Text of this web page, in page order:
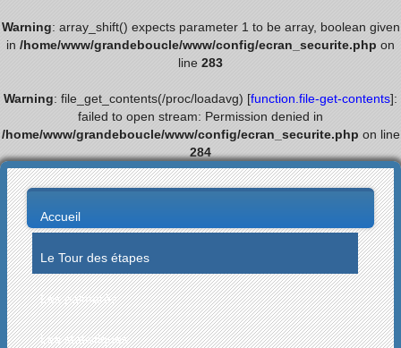
Warning: array_shift() expects parameter 1 to be array, boolean given
in /home/www/grandeboucle/www/config/ecran_securite.php on
line 283
Warning: file_get_contents(/proc/loadavg) [function.file-get-contents]:
failed to open stream: Permission denied in
/home/www/grandeboucle/www/config/ecran_securite.php on line
284
Accueil
Le Tour des étapes
Les palmarès
Les statistiques